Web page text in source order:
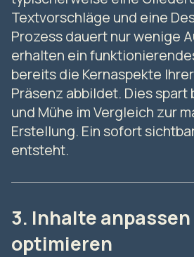
Textvorschläge und eine
Prozess dauert nur wenige
erhalten ein
bereits die Kernaspekte
Präsenz abbildet. Dies
und Mühe im Vergleich zur
Erstellung. Ein sofort
entsteht.
3. Inhalte
optimieren